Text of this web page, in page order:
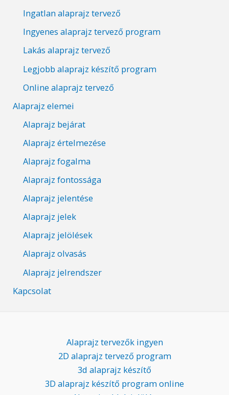
Ingatlan alaprajz tervező
Ingyenes alaprajz tervező program
Lakás alaprajz tervező
Legjobb alaprajz készítő program
Online alaprajz tervező
Alaprajz elemei
Alaprajz bejárat
Alaprajz értelmezése
Alaprajz fogalma
Alaprajz fontossága
Alaprajz jelentése
Alaprajz jelek
Alaprajz jelölések
Alaprajz olvasás
Alaprajz jelrendszer
Kapcsolat
Alaprajz tervezők ingyen
2D alaprajz tervező program
3d alaprajz készítő
3D alaprajz készítő program online